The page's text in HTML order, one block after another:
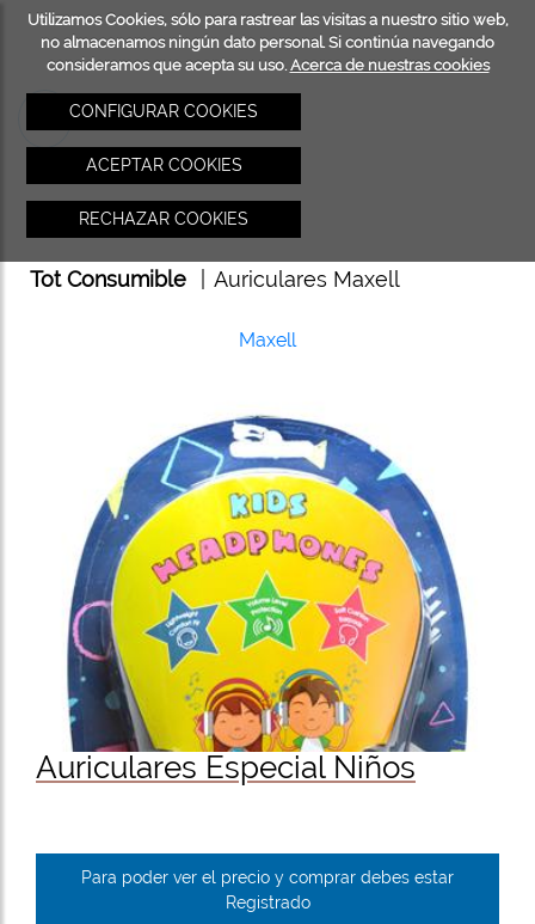
Utilizamos Cookies, sólo para rastrear las visitas a nuestro sitio web,
no almacenamos ningún dato personal. Si continúa navegando
consideramos que acepta su uso. Acerca de nuestras cookies
CONFIGURAR COOKIES
ACEPTAR COOKIES
RECHAZAR COOKIES
INICIO
TOT
Tot Consumible Auriculares Maxell
Maxell
Auriculares Especial Niños
Para poder ver el precio y comprar debes estar
Registrado